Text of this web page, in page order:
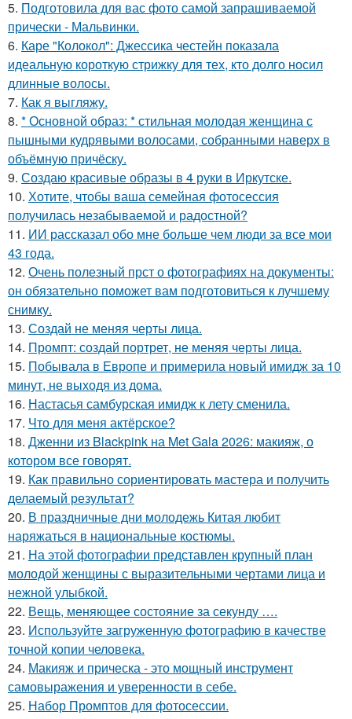
5. Подготовила для вас фото самой запрашиваемой
прически - Мальвинки.
6. Каре "Колокол": Джессика честейн показала
идеальную короткую стрижку для тех, кто долго носил
длинные волосы.
7. Как я выгляжу.
8. * Основной образ: * стильная молодая женщина с
пышными кудрявыми волосами, собранными наверх в
объёмную причёску.
9. Создаю красивые образы в 4 руки в Иркутске.
10. Хотите, чтобы ваша семейная фотосессия
получилась незабываемой и радостной?
11. ИИ рассказал обо мне больше чем люди за все мои
43 года.
12. Очень полезный прст о фотографиях на документы:
он обязательно поможет вам подготовиться к лучшему
снимку.
13. Создай не меняя черты лица.
14. Промпт: создай портрет, не меняя черты лица.
15. Побывала в Европе и примерила новый имидж за 10
минут, не выходя из дома.
16. Настасья самбурская имидж к лету сменила.
17. Что для меня актёрское?
18. Дженни из Blackpink на Met Gala 2026: макияж, о
котором все говорят.
19. Как правильно сориентировать мастера и получить
делаемый результат?
20. В праздничные дни молодежь Китая любит
наряжаться в национальные костюмы.
21. На этой фотографии представлен крупный план
молодой женщины с выразительными чертами лица и
нежной улыбкой.
22. Вещь, меняющее состояние за секунду ….
23. Используйте загруженную фотографию в качестве
точной копии человека.
24. Макияж и прическа - это мощный инструмент
самовыражения и уверенности в себе.
25. Набор Промптов для фотосессии.